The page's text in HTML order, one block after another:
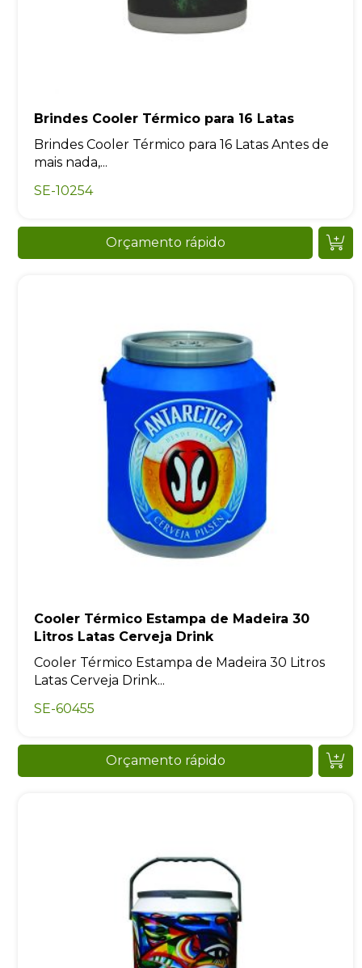
Brindes Cooler Térmico para 16 Latas
Brindes Cooler Térmico para 16 Latas Antes de
mais nada,...
SE-10254
Orçamento rápido
Cooler Térmico Estampa de Madeira 30
Litros Latas Cerveja Drink
Cooler Térmico Estampa de Madeira 30 Litros
Latas Cerveja Drink...
SE-60455
Orçamento rápido